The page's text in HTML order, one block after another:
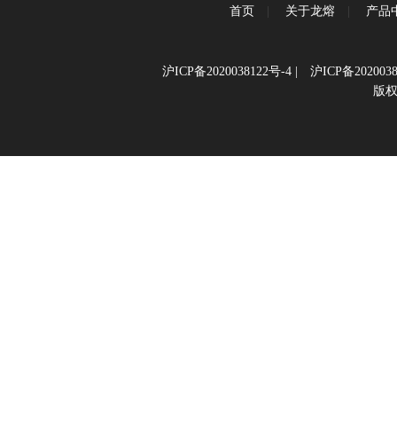
首页 关于龙熔 产品
沪ICP备2020038122号-4| 沪ICP备
版